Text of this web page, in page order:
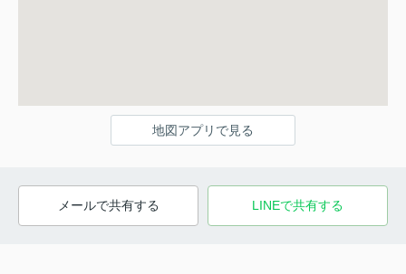
地図アプリで見る
メールで共有する LINEで共有する